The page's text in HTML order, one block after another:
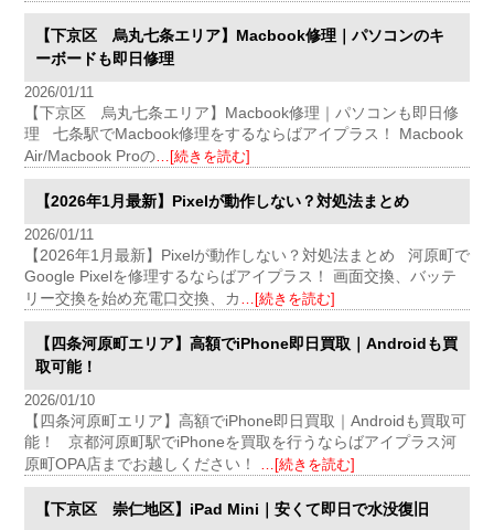
【下京区 烏丸七条エリア】Macbook修理｜パソコンのキ
ーボードも即日修理
2026/01/11
【下京区 烏丸七条エリア】Macbook修理｜パソコンも即日修
理 七条駅でMacbook修理をするならばアイプラス！ Macbook
Air/Macbook Proの…[続きを読む]
【2026年1月最新】Pixelが動作しない？対処法まとめ
2026/01/11
【2026年1月最新】Pixelが動作しない？対処法まとめ 河原町で
Google Pixelを修理するならばアイプラス！ 画面交換、バッテ
リー交換を始め充電口交換、カ …[続きを読む]
【四条河原町エリア】高額でiPhone即日買取｜Androidも買
取可能！
2026/01/10
【四条河原町エリア】高額でiPhone即日買取｜Androidも買取可
能！ 京都河原町駅でiPhoneを買取を行うならばアイプラス河
原町OPA店までお越しください！
…[続きを読む]
【下京区 崇仁地区】iPad Mini｜安くて即日で水没復旧